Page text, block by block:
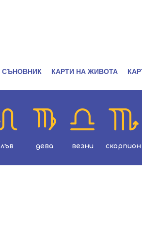
СЪНОВНИК КАРТИ НА ЖИВОТА
лъв дева везни скорпион